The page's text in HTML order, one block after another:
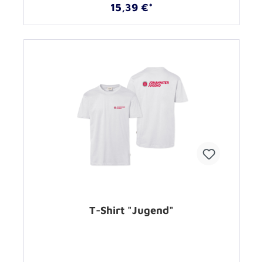
15,39 €*
T-Shirt "Jugend"